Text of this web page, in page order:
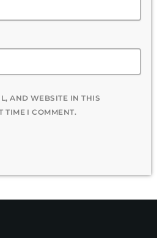
AND WEBSITE IN THIS
TIME I COMMENT.